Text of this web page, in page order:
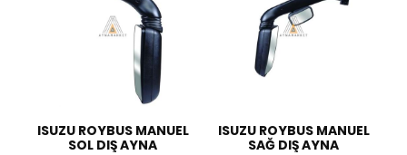
ISUZU ROYBUS MANUEL
SOL DIŞ AYNA
ISUZU ROYBUS MANUEL
SAĞ DIŞ AYNA